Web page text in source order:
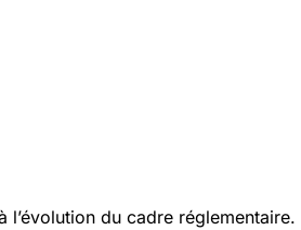
du cadre réglementaire.